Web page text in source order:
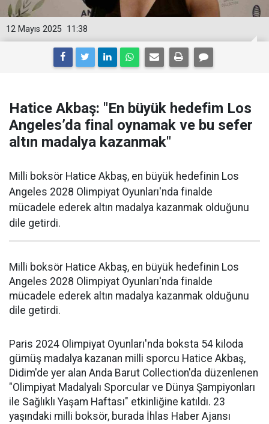
11:38
12 Mayıs 2025
Hatice Akbaş: "En büyük hedefim Los
Angeles’da final oynamak ve bu sefer
altın madalya kazanmak"
Milli boksör Hatice Akbaş, en büyük hedefinin Los
Angeles 2028 Olimpiyat Oyunları'nda finalde
mücadele ederek altın madalya kazanmak olduğunu
dile getirdi.
Milli boksör Hatice Akbaş, en büyük hedefinin Los
Angeles 2028 Olimpiyat Oyunları'nda finalde
mücadele ederek altın madalya kazanmak olduğunu
dile getirdi.
Paris 2024 Olimpiyat Oyunları'nda boksta 54 kiloda
gümüş madalya kazanan milli sporcu Hatice Akbaş,
Didim'de yer alan Anda Barut Collection'da düzenlenen
"Olimpiyat Madalyalı Sporcular ve Dünya Şampiyonları
ile Sağlıklı Yaşam Haftası" etkinliğine katıldı. 23
yaşındaki milli boksör, burada İhlas Haber Ajansı